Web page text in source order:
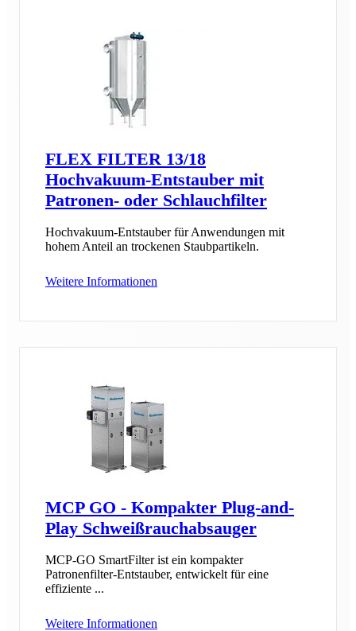
FLEX FILTER 13/18
Hochvakuum-Entstauber mit
Patronen- oder Schlauchfilter
Hochvakuum-Entstauber für Anwendungen mit
hohem Anteil an trockenen Staubpartikeln.
Weitere Informationen
MCP GO - Kompakter Plug-and-
Play Schweißrauchabsauger
MCP-GO SmartFilter ist ein kompakter
Patronenfilter-Entstauber, entwickelt für eine
effiziente ...
Weitere Informationen